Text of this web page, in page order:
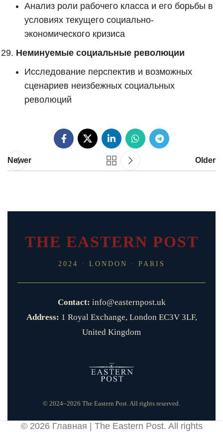
Анализ роли рабочего класса и его борьбы в
условиях текущего социально-
экономического кризиса
Неминуемые социальные революции
Исследование перспектив и возможных
сценариев неизбежных социальных
революций
Newer Older
THE EASTERN POST
2024 · LONDON · PARIS
Contact: info@easternpost.uk
Address: 1 Royal Exchange, London EC3V 3LF,
United Kingdom
© 2024–2026 The Eastern Post. All rights reserved.
© 2026 Главная | The Eastern Post. All rights